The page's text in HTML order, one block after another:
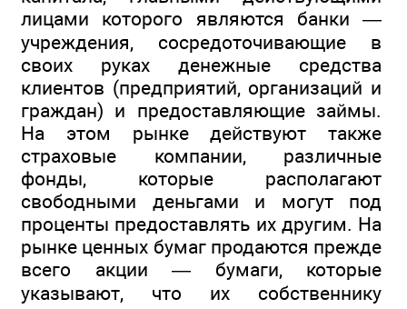
лицами которого являются банки —
учреждения, сосредоточивающие в
своих руках денежные средства
клиентов (предприятий, организаций и
граждан) и предоставляющие займы.
На этом рынке действуют также
страховые компании, различные
фонды, которые располагают
свободными деньгами и могут под
проценты предоставлять их другим. На
рынке ценных бумаг продаются прежде
всего акции — бумаги, которые
указывают, что их собственнику